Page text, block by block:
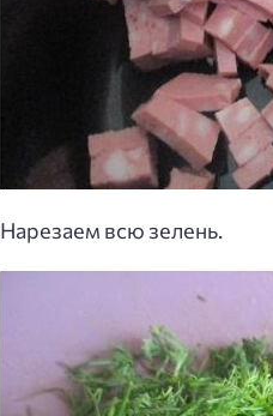
Нарезаем всю зелень.